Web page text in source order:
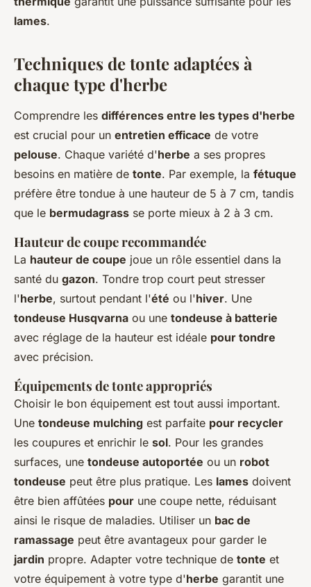
lames.
Techniques de tonte adaptées à
chaque type d'herbe
Comprendre les différences entre les types d'herbe
est crucial pour un entretien efficace de votre
pelouse. Chaque variété d'herbe a ses propres
besoins en matière de tonte. Par exemple, la fétuque
préfère être tondue à une hauteur de 5 à 7 cm, tandis
que le bermudagrass se porte mieux à 2 à 3 cm.
Hauteur de coupe recommandée
La hauteur de coupe joue un rôle essentiel dans la
santé du gazon. Tondre trop court peut stresser
l'herbe, surtout pendant l'été ou l'hiver. Une
tondeuse Husqvarna ou une tondeuse à batterie
avec réglage de la hauteur est idéale pour tondre
avec précision.
Équipements de tonte appropriés
Choisir le bon équipement est tout aussi important.
Une tondeuse mulching est parfaite pour recycler
les coupures et enrichir le sol. Pour les grandes
surfaces, une tondeuse autoportée ou un robot
tondeuse peut être plus pratique. Les lames doivent
être bien affûtées pour une coupe nette, réduisant
ainsi le risque de maladies. Utiliser un bac de
ramassage peut être avantageux pour garder le
jardin propre. Adapter votre technique de tonte et
votre équipement à votre type d'herbe garantit une